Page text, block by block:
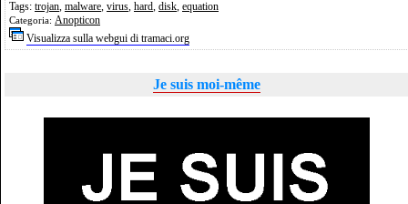
Tags: trojan, malware, virus, hard, disk, equation
Categoria: Anopticon
Visualizza sulla webgui di tramaci.org
Je suis moi-même